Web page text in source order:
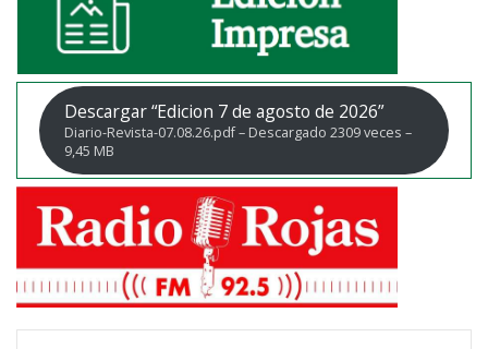
Descargar “Edicion 7 de agosto de 2026”
Diario-Revista-07.08.26.pdf – Descargado 2309 veces –
9,45 MB